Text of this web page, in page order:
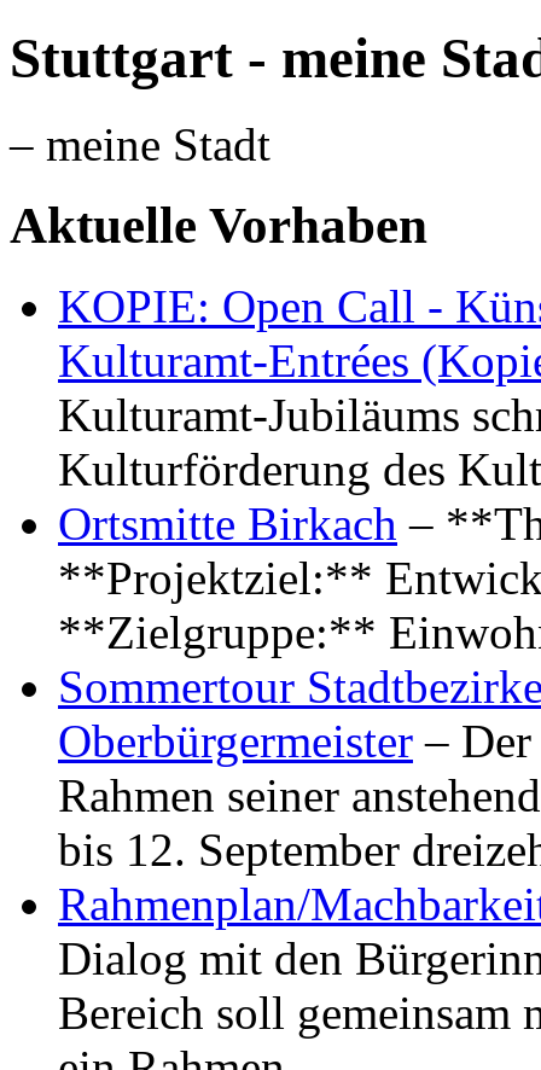
Stuttgart - meine
– meine Stadt
Aktuelle Vorhaben
KOPIE: Open Call -
Kulturamt-Entrées
Kulturamt-Jubiläums
Kulturförderung des
Ortsmitte Birkach –
**Projektziel:**
**Zielgruppe:**
Sommertour
Oberbürgermeister –
Rahmen seiner
bis 12. September
Rahmenplan/
Dialog mit den
Bereich soll gemeinsam